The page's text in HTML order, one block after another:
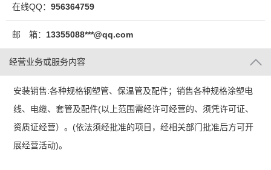
在线QQ： 956364759
邮 箱： 13355088***@qq.com
经营业务或服务内容
安装销售:各种规格钢塑管、保温管及配件；销售各种规格涂塑电
线、电缆、套管及配件(以上范围需经许可经营的、须凭许可证、
资质证经营）。(依法须经批准的项目，经相关部门批准后方可开
展经营活动)。